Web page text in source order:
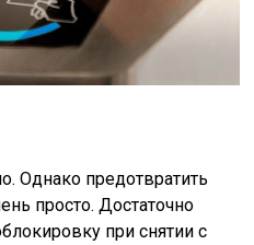
Однако предотвратить
просто. Достаточно
при снятии с